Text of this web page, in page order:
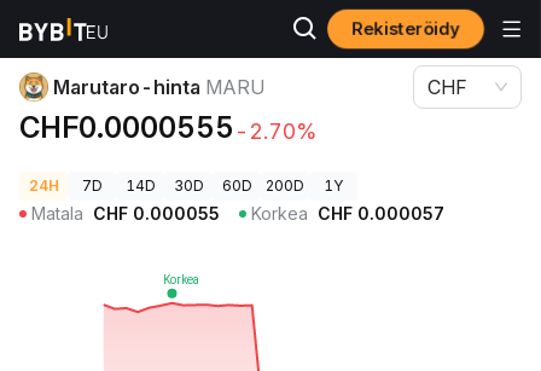
Rekisteröidy
Kryptohinnat
Marutaro-hinta MARU
CHF0.0000555 -2.70%
CHF
24H 7D 14D 30D 60D 200D 1Y
Matala CHF 0.000055 Korkea CHF 0.000057